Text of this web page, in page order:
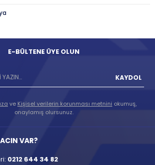
E-BÜLTENE ÜYE OLUN
KAYDOL
ve Kişisel verilerin korunması metnini okumuş,
onaylamış olursunuz.
VAR?
0212 644 34 82